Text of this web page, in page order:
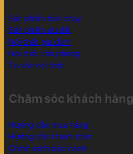
Sản phẩm bán chạy
Sản phẩm ưu đãi
Nội thất gia đình
Nội thất văn phòng
Tư vấn nội thất
Chăm sóc khách hàng
Hướng dẫn mua hàng
Hướng dẫn thanh toán
Chính sách bảo hành